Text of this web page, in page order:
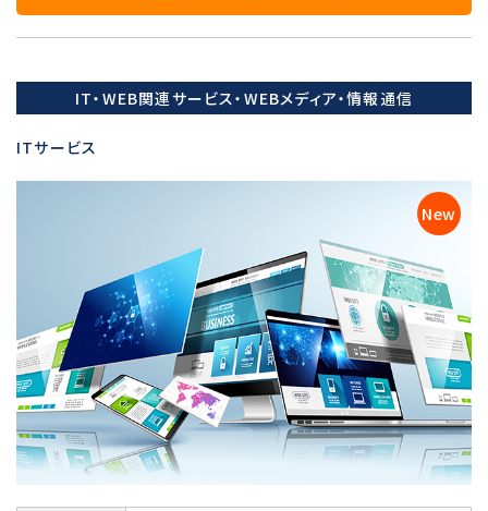
IT・WEB関連サービス・WEBメディア・情報通信
ITサービス